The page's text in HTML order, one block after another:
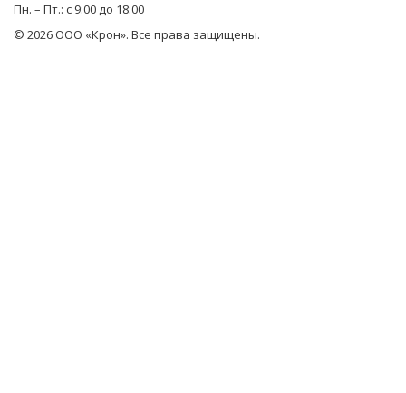
Пн. – Пт.: с 9:00 до 18:00
© 2026 ООО «Крон». Все права защищены.